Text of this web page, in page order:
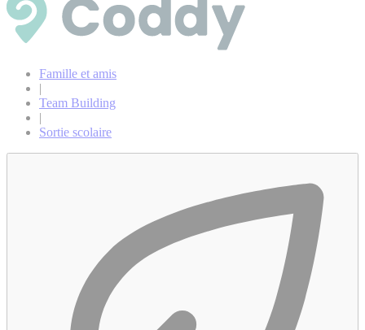
Famille et amis
|
Team Building
|
Sortie scolaire